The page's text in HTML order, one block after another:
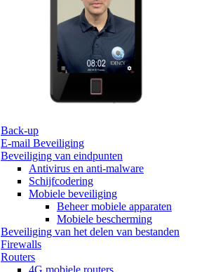
Back-up
E-mail Beveiliging
Beveiliging van eindpunten
Antivirus en anti-malware
Schijfcodering
Mobiele beveiliging
Beheer mobiele apparaten
Mobiele bescherming
Beveiliging van het delen van bestanden
Firewalls
Routers
4G mobiele routers